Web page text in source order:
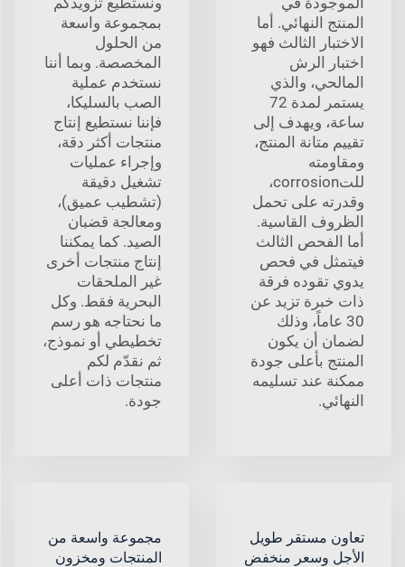
المنتج النهائي. أما
الاختبار الثالث فهو
اختبار الرش
المالحي، والذي
يستمر لمدة 72
ساعة، ويهدف إلى
تقييم متانة المنتج،
ومقاومته
للتcorrosion،
وقدرته على تحمل
الظروف القاسية.
أما الفحص الثالث
فيتمثل في فحص
يدوي تقوده فرقة
ذات خبرة تزيد عن
30 عاماً، وذلك
لضمان أن يكون
المنتج بأعلى جودة
ممكنة عند تسليمه
النهائي.
بمجموعة واسعة
من الحلول
المخصصة. وبما أننا
نستخدم عملية
الصب بالسليكا،
فإننا نستطيع إنتاج
منتجات أكثر دقة،
وإجراء عمليات
تشغيل دقيقة
(تشطيب عميق)،
ومعالجة قضبان
الصيد. كما يمكننا
إنتاج منتجات أخرى
غير الملحقات
البحرية فقط. وكل
ما نحتاجه هو رسم
تخطيطي أو نموذج،
ثم نقدّم لكم
منتجات ذات أعلى
جودة.
تعاون مستقر طويل
الأجل وسعر منخفض
مجموعة واسعة من
المنتجات ومخزون